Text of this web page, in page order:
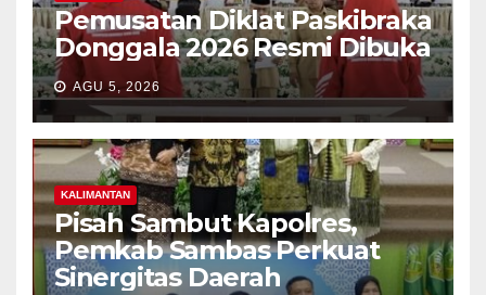
Pemusatan Diklat Paskibraka
Donggala 2026 Resmi Dibuka
AGU 5, 2026
KALIMANTAN
Pisah Sambut Kapolres,
Pemkab Sambas Perkuat
Sinergitas Daerah